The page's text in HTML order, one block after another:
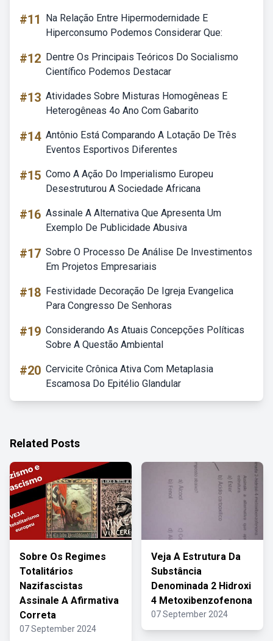
#11
Na Relação Entre Hipermodernidade E
Hiperconsumo Podemos Considerar Que:
#12 Dentre Os Principais Teóricos Do Socialismo
Científico Podemos Destacar
#13 Atividades Sobre Misturas Homogêneas E
Heterogêneas 4o Ano Com Gabarito
#14 Antônio Está Comparando A Lotação De Três
Eventos Esportivos Diferentes
#15 Como A Ação Do Imperialismo Europeu
Desestruturou A Sociedade Africana
#16 Assinale A Alternativa Que Apresenta Um
Exemplo De Publicidade Abusiva
#17 Sobre O Processo De Análise De Investimentos
Em Projetos Empresariais
#18 Festividade Decoração De Igreja Evangelica
Para Congresso De Senhoras
#19 Considerando As Atuais Concepções Políticas
Sobre A Questão Ambiental
#20 Cervicite Crônica Ativa Com Metaplasia
Escamosa Do Epitélio Glandular
Related Posts
Sobre Os Regimes
Totalitários
Nazifascistas
Assinale A Afirmativa
Correta
07 September 2024
Veja A Estrutura Da
Substância
Denominada 2 Hidroxi
4 Metoxibenzofenona
07 September 2024